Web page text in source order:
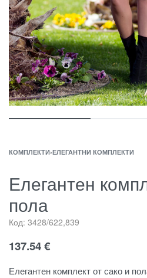
КОМПЛЕКТИ›ЕЛЕГАНТНИ КОМПЛЕКТИ
Елегантен
пола
Код: 3428/622,839
137.54€
Елегантен комплект от сако и